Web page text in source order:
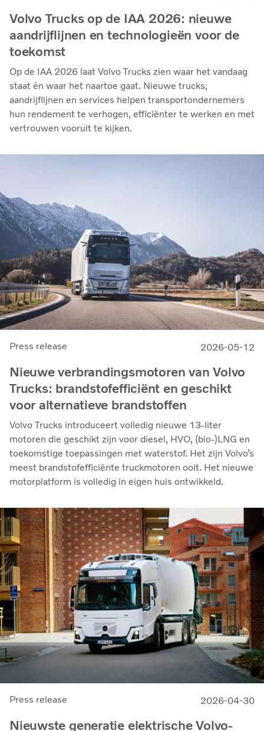
Volvo Trucks op de IAA 2026: nieuwe
aandrijflijnen en technologieën voor de
toekomst
Op de IAA 2026 laat Volvo Trucks zien waar het vandaag
staat én waar het naartoe gaat. Nieuwe trucks,
aandrijflijnen en services helpen transportondernemers
hun rendement te verhogen, efficiënter te werken en met
vertrouwen vooruit te kijken.
Press release 2026-05-12
Nieuwe verbrandingsmotoren van Volvo
Trucks: brandstofefficiënt en geschikt
voor alternatieve brandstoffen
Volvo Trucks introduceert volledig nieuwe 13-liter
motoren die geschikt zijn voor diesel, HVO, (bio-)LNG en
toekomstige toepassingen met waterstof. Het zijn Volvo’s
meest brandstofefficiënte truckmotoren ooit. Het nieuwe
motorplatform is volledig in eigen huis ontwikkeld.
Press release 2026-04-30
Nieuwste generatie elektrische Volvo-